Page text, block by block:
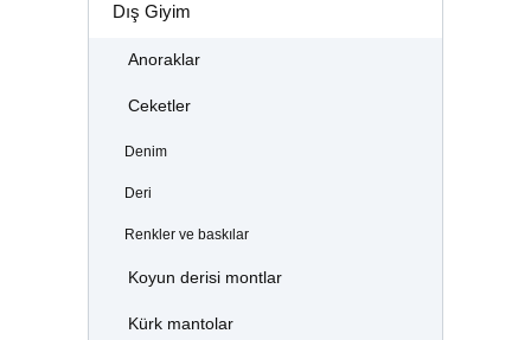
Dış Giyim
Anoraklar
Ceketler
Denim
Deri
Renkler ve baskılar
Koyun derisi montlar
Kürk mantolar